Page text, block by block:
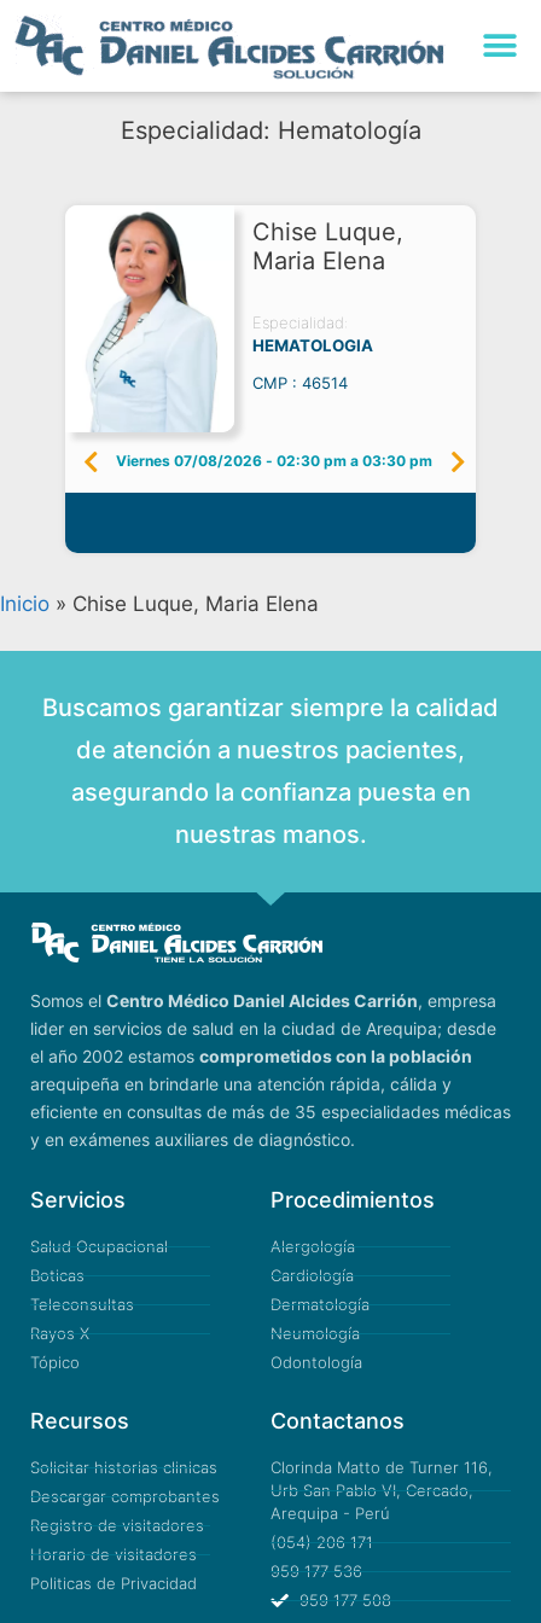
Especialidad: Hematología
Chise Luque,
Maria Elena
Especialidad:
HEMATOLOGIA
CMP : 46514
Viernes 07/08/2026 - 02:30 pm a 03:30 pm
Inicio » Chise Luque, Maria Elena
Buscamos garantizar siempre la calidad
de atención a nuestros pacientes,
asegurando la confianza puesta en
nuestras manos.
Somos el Centro Médico Daniel Alcides Carrión, empresa
lider en servicios de salud en la ciudad de Arequipa; desde
el año 2002 estamos comprometidos con la población
arequipeña en brindarle una atención rápida, cálida y
eficiente en consultas de más de 35 especialidades médicas
y en exámenes auxiliares de diagnóstico.
Servicios
Salud Ocupacional
Boticas
Teleconsultas
Rayos X
Tópico
Procedimientos
Alergología
Cardiología
Dermatología
Neumología
Odontología
Recursos
Solicitar historias clinicas
Descargar comprobantes
Registro de visitadores
Horario de visitadores
Politicas de Privacidad
Contactanos
Clorinda Matto de Turner 116,
Urb San Pablo VI, Cercado,
Arequipa - Perú
(054) 206 171
959 177 536
959 177 508